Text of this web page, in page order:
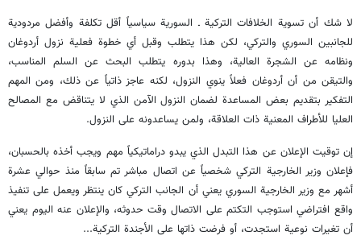
لا شك أن تسوية الخلافات التركية ـ السورية سياسياً أقل تكلفة وأفضل مردودية
للجانبين السوري والتركي، لكن هذا يتطلب وقبل أي خطوة فعلية نزول أردوغان
ونظامه عن الشجرة العالية، وهذا بدوره يتطلب البحث عن السلم المناسب،
والتيقن من أن أردوغان فعلاً ينوي النزول، لكنه عاجز ذاتياً عن ذلك، ومن المهم
التفكير بتقديم بعض المساعدة لضمان النزول الآمن الذي لا يتناقض مع المصالح
العليا للأطراف المعنية ذات العلاقة، ولمن يساعدونه على النزول.
إن توقيت الإعلان عن هذا التبدل الذي يبدو دراماتيكياً مهم ويجب أخذه بالحسبان،
فإعلان وزير الخارجية التركي شخصياً عن اتصال مباشر تم سابقاً منذ حوالي عشرة
أشهر مع وزير الخارجية السوري يعني أن الجانب التركي كان ينتظر ويعمل على تنفيذ
واقع افتراضي استوجب التكتم على الاتصال وقت حدوثه، والإعلان عنه اليوم يعني
أن تغيرات نوعية استجدت، أو فرضت ذاتها على الأجندة التركية...